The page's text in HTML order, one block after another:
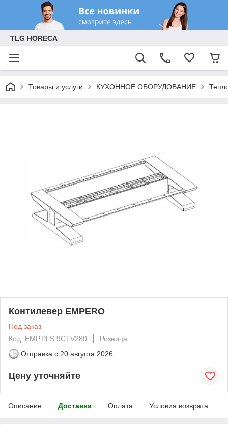
TLG HORECA
Товары и услуги КУХОННОЕ ОБОРУДОВАНИЕ
Контилевер EMPERO
Под заказ
Код: EMP.PLS.9CTV280
Розница
Отправка с 20 августа 2026
Цену уточняйте
Описание Доставка Оплата Условия возврата